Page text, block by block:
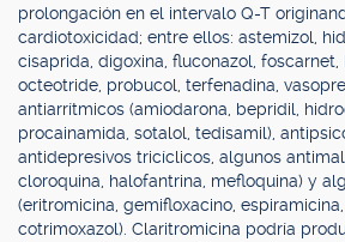
prolongación en el intervalo Q-T
cardiotoxicidad; entre ellos: astemizol,
cisaprida, digoxina, fluconazol, foscarnet,
octeotride, probucol, terfenadina,
antiarrítmicos (amiodarona, bepridil,
procainamida, sotalol, tedisamil),
antidepresivos tricíclicos, algunos
cloroquina, halofantrina, mefloquina) y
(eritromicina, gemifloxacino,
cotrimoxazol). Claritromicina podría